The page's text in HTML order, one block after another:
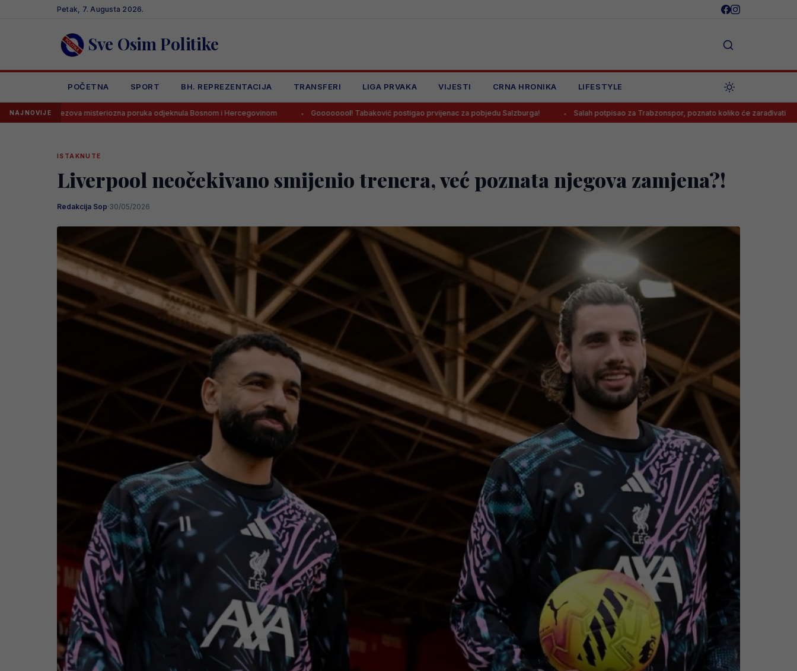
Petak, 7. Augusta 2026.
Sve Osim Politike
POČETNA SPORT BH. REPREZENTACIJA TRANSFERI LIGA PRVAKA VIJESTI CRNA HRONIKA LIFESTYLE
NAJNOVIJE
misteriozna poruka odjeknula Bosnom i Hercegovinom Goooooool! Tabaković postigao prvijenac za pobjedu Salzburga! Salah potpisao za Trabzonspor, poznato koliko će zarađivati Poznato
ISTAKNUTE
Liverpool neočekivano smijenio trenera, već poznata njegova zamjena?!
Redakcija Sop·30/05/2026